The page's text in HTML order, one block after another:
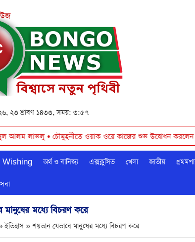
২৩ শ্রাবণ ১৪৩৩, সময়: ৩:৫৭
চৌমুহনীতে ওয়াক ওয়ে কাজের শুভ উদ্বোধন করলেন এম পি বরকত
Wishing অর্থ ও বানিজ্য এক্সক্লুসিভ খেলা জাতীয়
মানুষের মধ্যে বিচরণ করে
»শয়তান যেভাবে মানুষের মধ্যে বিচরণ করে